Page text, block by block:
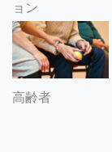
ョン
高齢者